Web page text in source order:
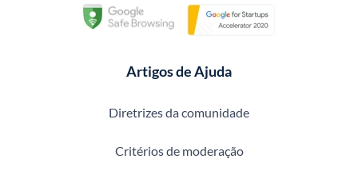
Artigos de Ajuda
Diretrizes da comunidade
Critérios de moderação